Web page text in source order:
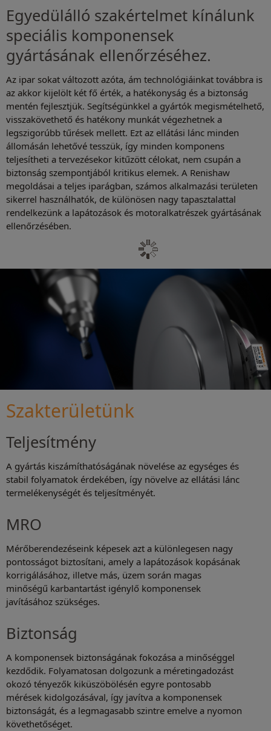
Egyedülálló szakértelmet kínálunk
speciális komponensek
gyártásának ellenőrzéséhez.
Az ipar sokat változott azóta, ám technológiáinkat továbbra is
az akkor kijelölt két fő érték, a hatékonyság és a biztonság
mentén fejlesztjük. Segítségünkkel a gyártók megismételhető,
visszakövethető és hatékony munkát végezhetnek a
legszigorúbb tűrések mellett. Ezt az ellátási lánc minden
állomásán lehetővé tesszük, így minden komponens
teljesítheti a tervezésekor kitűzött célokat, nem csupán a
biztonság szempontjából kritikus elemek. A Renishaw
megoldásai a teljes iparágban, számos alkalmazási területen
sikerrel használhatók, de különösen nagy tapasztalattal
rendelkezünk a lapátozások és motoralkatrészek gyártásának
ellenőrzésében.
Szakterületünk
Teljesítmény
A gyártás kiszámíthatóságának növelése az egységes és
stabil folyamatok érdekében, így növelve az ellátási lánc
termelékenységét és teljesítményét.
MRO
Mérőberendezéseink képesek azt a különlegesen nagy
pontosságot biztosítani, amely a lapátozások kopásának
korrigálásához, illetve más, üzem során magas
minőségű karbantartást igénylő komponensek
javításához szükséges.
Biztonság
A komponensek biztonságának fokozása a minőséggel
kezdődik. Folyamatosan dolgozunk a méretingadozást
okozó tényezők kiküszöbölésén egyre pontosabb
mérések kidolgozásával, így javítva a komponensek
biztonságát, és a legmagasabb szintre emelve a nyomon
követhetőséget.